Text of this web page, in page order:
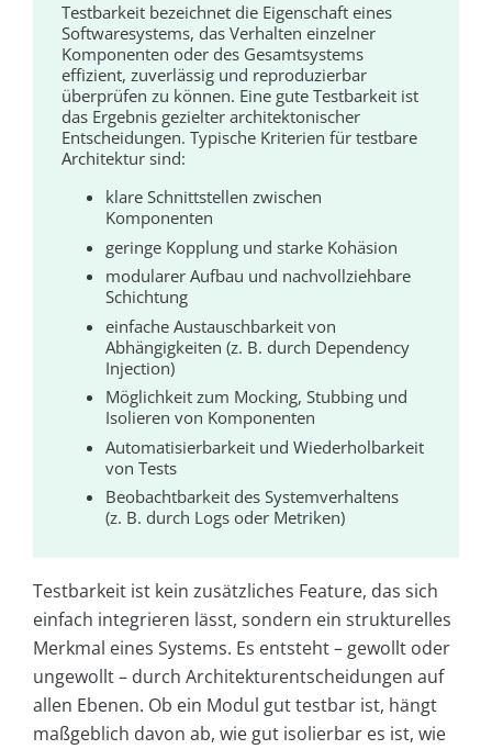
Testbarkeit bezeichnet die Eigenschaft eines
Softwaresystems, das Verhalten einzelner
Komponenten oder des Gesamtsystems
effizient, zuverlässig und reproduzierbar
überprüfen zu können. Eine gute Testbarkeit ist
das Ergebnis gezielter architektonischer
Entscheidungen. Typische Kriterien für testbare
Architektur sind:
klare Schnittstellen zwischen
Komponenten
geringe Kopplung und starke Kohäsion
modularer Aufbau und nachvollziehbare
Schichtung
einfache Austauschbarkeit von
Abhängigkeiten (z. B. durch Dependency
Injection)
Möglichkeit zum Mocking, Stubbing und
Isolieren von Komponenten
Automatisierbarkeit und Wiederholbarkeit
von Tests
Beobachtbarkeit des Systemverhaltens
(z. B. durch Logs oder Metriken)
Testbarkeit ist kein zusätzliches Feature, das sich
einfach integrieren lässt, sondern ein strukturelles
Merkmal eines Systems. Es entsteht – gewollt oder
ungewollt – durch Architekturentscheidungen auf
allen Ebenen. Ob ein Modul gut testbar ist, hängt
maßgeblich davon ab, wie gut isolierbar es ist, wie